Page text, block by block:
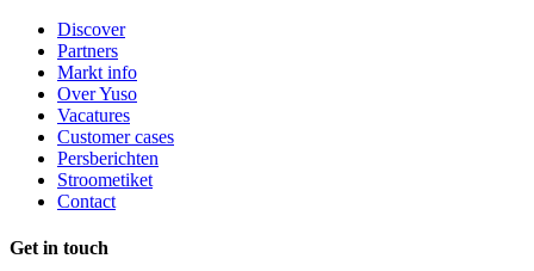
Discover
Partners
Markt info
Over Yuso
Vacatures
Customer cases
Persberichten
Stroometiket
Contact
Get in touch